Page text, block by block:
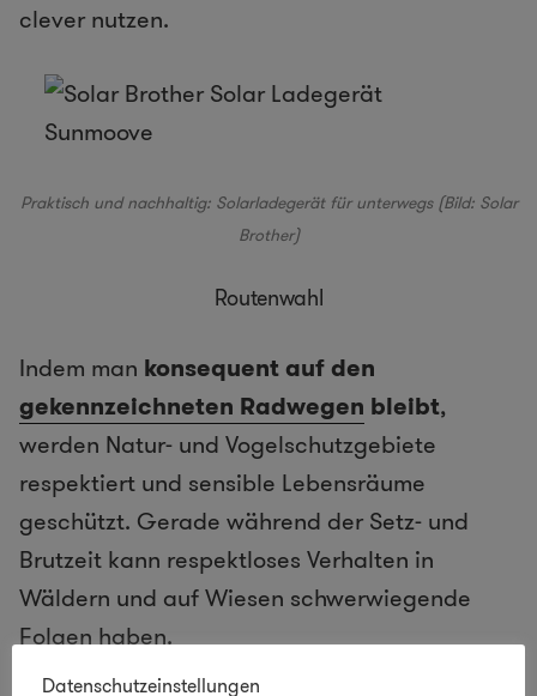
clever nutzen.
Praktisch und nachhaltig: Solarladegerät für unterwegs (Bild: Solar
Brother)
Routenwahl
Indem man konsequent auf den
gekennzeichneten Radwegen bleibt,
werden Natur- und Vogelschutzgebiete
respektiert und sensible Lebensräume
geschützt. Gerade während der Setz- und
Brutzeit kann respektloses Verhalten in
Wäldern und auf Wiesen schwerwiegende
Folgen haben.
Datenschutzeinstellungen